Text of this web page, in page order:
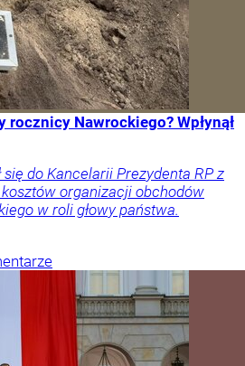
rocznicy Nawrockiego? Wpłynął
do Kancelarii Prezydenta RP z
organizacji obchodów
w roli głowy państwa.